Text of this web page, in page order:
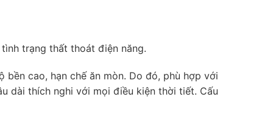
trạng thất thoát điện năng.
cao, hạn chế ăn mòn. Do đó, phù hợp với
dài thích nghi với mọi điều kiện thời tiết. Cấu